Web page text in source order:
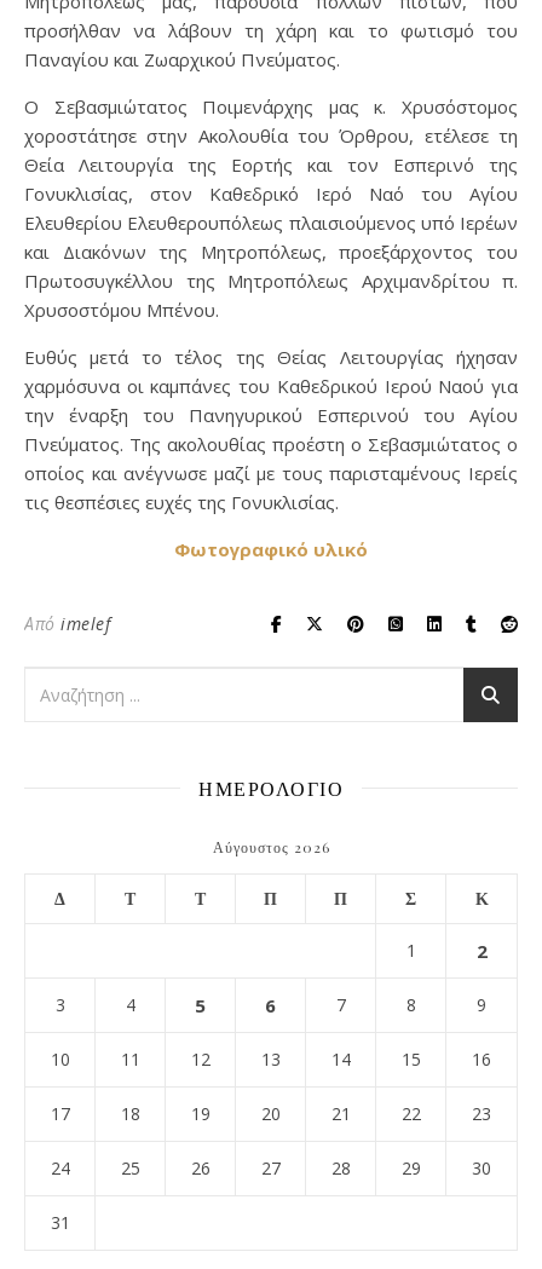
προσήλθαν να λάβουν τη χάρη και το φωτισμό του
Παναγίου και Ζωαρχικού Πνεύματος.
Ο Σεβασμιώτατος Ποιμενάρχης μας κ. Χρυσόστομος
χοροστάτησε στην Ακολουθία του Όρθρου, ετέλεσε τη
Θεία Λειτουργία της Εορτής και τον Εσπερινό της
Γονυκλισίας, στον Καθεδρικό Ιερό Ναό του Αγίου
Ελευθερίου Ελευθερουπόλεως πλαισιούμενος υπό Ιερέων
και Διακόνων της Μητροπόλεως, προεξάρχοντος του
Πρωτοσυγκέλλου της Μητροπόλεως Αρχιμανδρίτου π.
Χρυσοστόμου Μπένου.
Ευθύς μετά το τέλος της Θείας Λειτουργίας ήχησαν
χαρμόσυνα οι καμπάνες του Καθεδρικού Ιερού Ναού για
την έναρξη του Πανηγυρικού Εσπερινού του Αγίου
Πνεύματος. Της ακολουθίας προέστη ο Σεβασμιώτατος ο
οποίος και ανέγνωσε μαζί με τους παρισταμένους Ιερείς
τις θεσπέσιες ευχές της Γονυκλισίας.
Φωτογραφικό υλικό
Από imelef
ΗΜΕΡΟΛΟΓΙΟ
Αύγουστος 2026
Δ Τ Τ Π Π Σ Κ
1 2
3 4 5 6 7 8 9
10 11 12 13 14 15 16
17 18 19 20 21 22 23
24 25 26 27 28 29 30
31